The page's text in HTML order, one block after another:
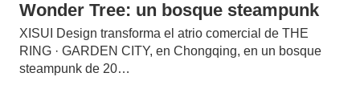
Wonder Tree: un bosque steampunk
XISUI Design transforma el atrio comercial de THE
RING · GARDEN CITY, en Chongqing, en un bosque
steampunk de 20…